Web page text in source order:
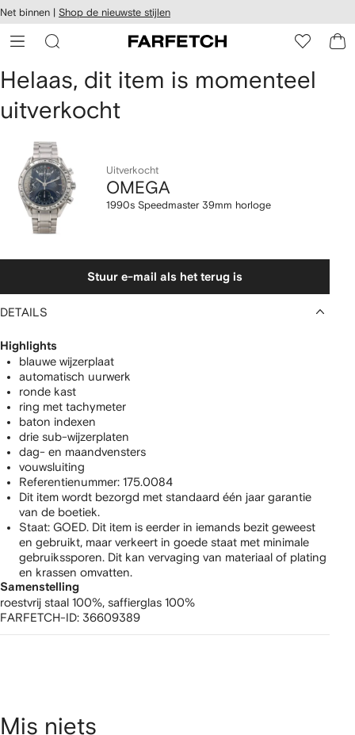
over en
naar de
Net binnen | Shop de nieuwste stijlen
OMEGA
1990s
Speedmaster
39mm
horloge
Helaas, dit item is momenteel
uitverkocht
Uitverkocht
OMEGA
1990s Speedmaster 39mm horloge
Stuur e-mail als het terug is
DETAILS
Highlights
blauwe wijzerplaat
automatisch uurwerk
ronde kast
ring met tachymeter
baton indexen
drie sub-wijzerplaten
dag- en maandvensters
vouwsluiting
Referentienummer: 175.0084
Dit item wordt bezorgd met standaard één jaar garantie
van de boetiek.
Staat: GOED. Dit item is eerder in iemands bezit geweest
en gebruikt, maar verkeert in goede staat met minimale
gebruikssporen. Dit kan vervaging van materiaal of plating
en krassen omvatten.
Samenstelling
roestvrij staal 100%, saffierglas 100%
FARFETCH-ID: 36609389
Mis niets